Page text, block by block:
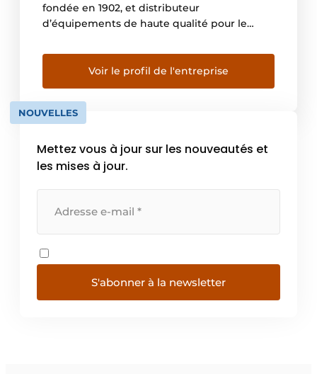
fondée en 1902, et distributeur
d’équipements de haute qualité pour le
démolition, l’industrie, le recyclage, la
production d’électricité. Le groupe BIA est
actif au Benelux et dans plus de 20 pays
africains et compte plus de […]
Voir le profil de l'entreprise
NOUVELLES
Mettez vous à jour sur les nouveautés et
les mises à jour.
S'abonner à la newsletter